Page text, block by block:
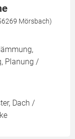
Mörsbach)
Planung /
Dach /